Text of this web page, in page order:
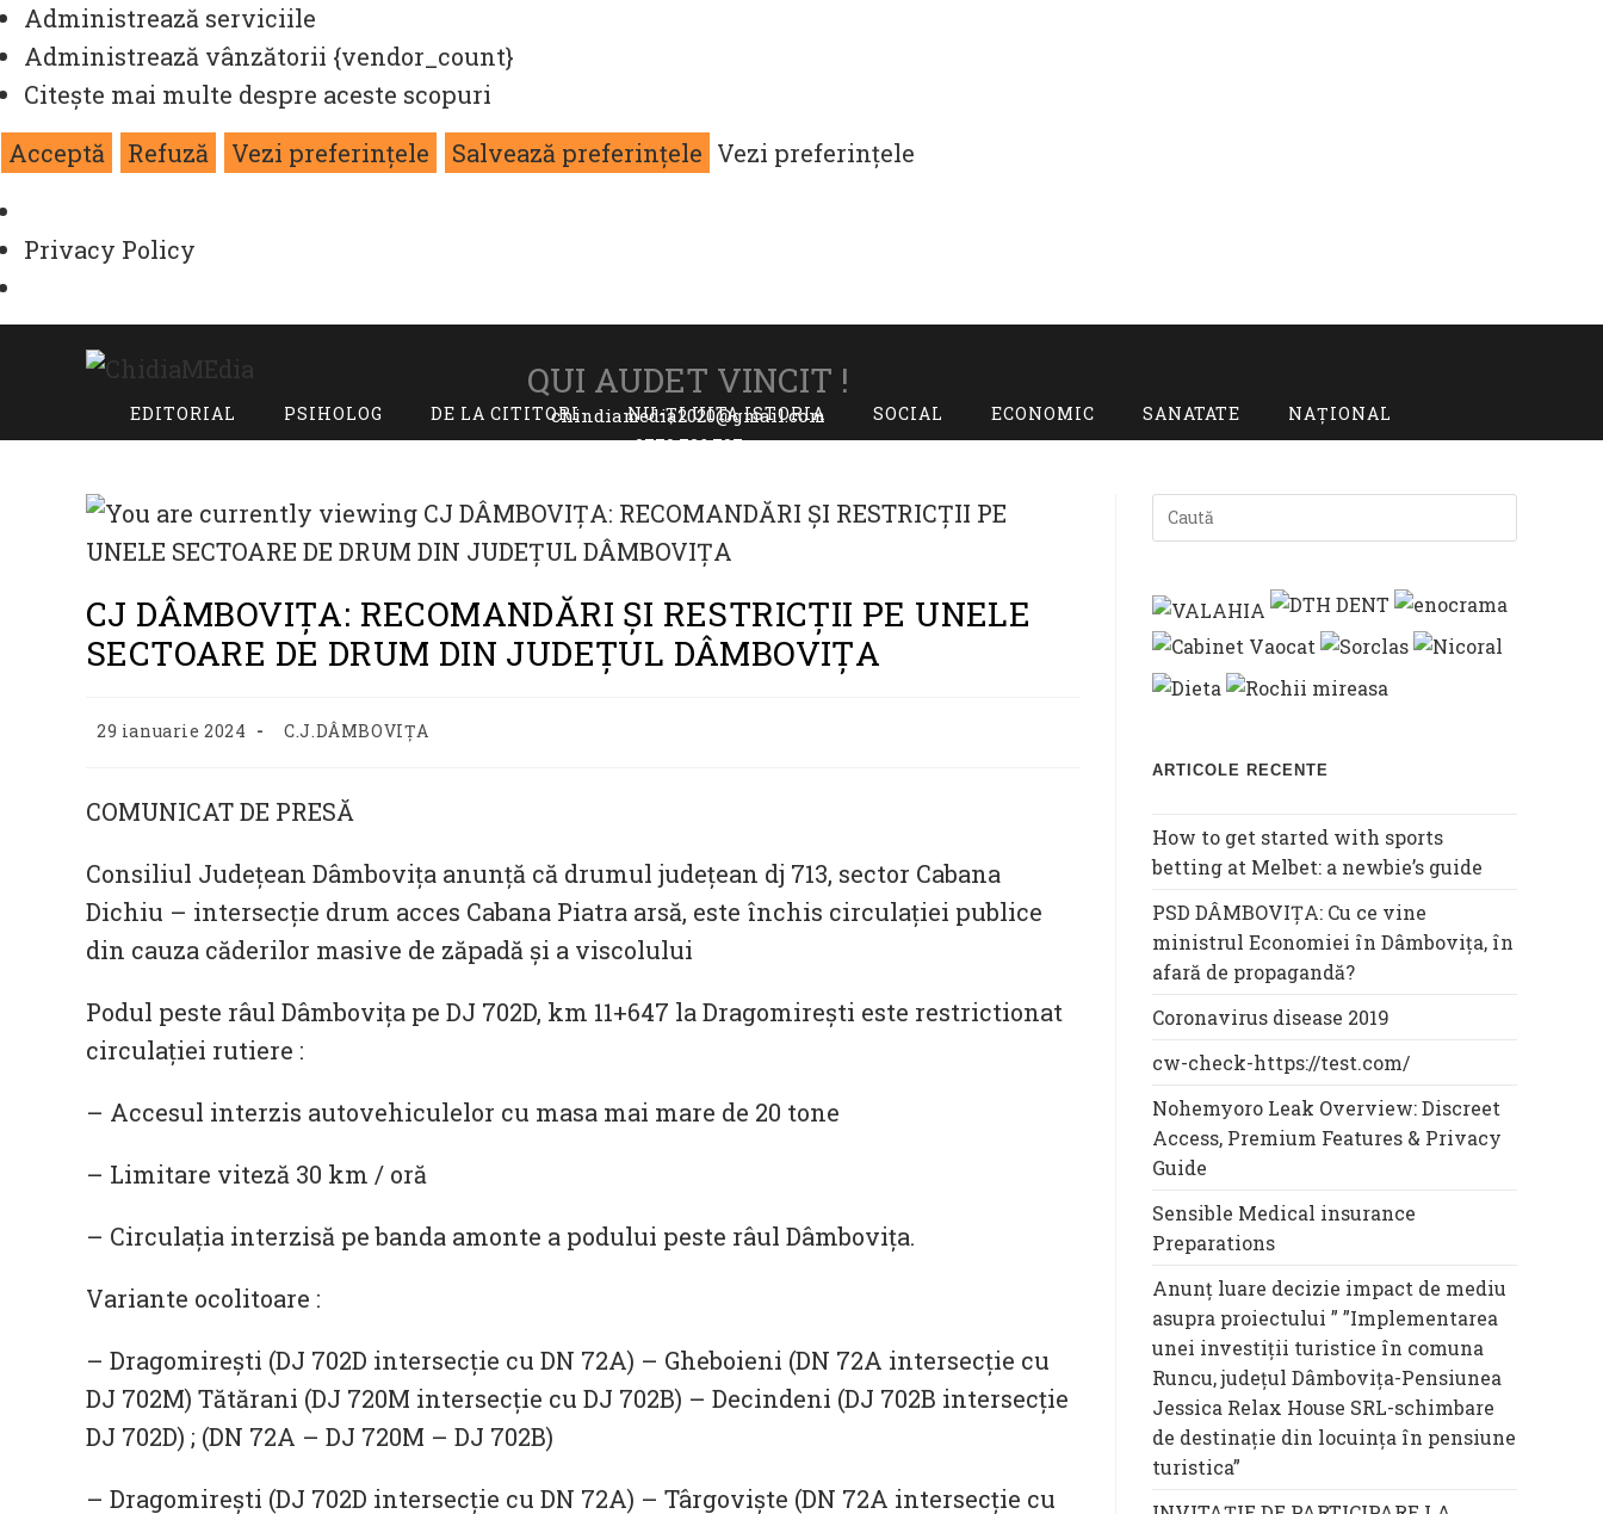
Administrează serviciile
Administrează vânzătorii {vendor_count}
Citește mai multe despre aceste scopuri
Acceptă
Refuză Vezi preferințele Salvează preferințele Vezi preferințele
Privacy Policy
QUI AUDET VINCIT !
chindiamedia2020@gmail.com
0770.726.797
EDITORIAL PSIHOLOG DE LA CITITORI NU-ȚI UITA ISTORIA SOCIAL ECONOMIC SANATATE NAȚIONAL
CJ DÂMBOVIȚA: RECOMANDĂRI ȘI RESTRICȚII PE UNELE
SECTOARE DE DRUM DIN JUDEȚUL DÂMBOVIȚA
Post
29 ianuarie 2024
Post
C.J.DÂMBOVIȚA
COMUNICAT DE PRESĂ
Consiliul Județean Dâmbovița anunță că drumul județean dj 713, sector Cabana
Dichiu – intersecție drum acces Cabana Piatra arsă, este închis circulației publice
din cauza căderilor masive de zăpadă și a viscolului
Podul peste râul Dâmbovița pe DJ 702D, km 11+647 la Dragomirești este restrictionat
circulației rutiere :
– Accesul interzis autovehiculelor cu masa mai mare de 20 tone
– Limitare viteză 30 km / oră
– Circulația interzisă pe banda amonte a podului peste râul Dâmbovița.
Variante ocolitoare :
– Dragomirești (DJ 702D intersecție cu DN 72A) – Gheboieni (DN 72A intersecție cu
DJ 702M) Tătărani (DJ 720M intersecție cu DJ 702B) – Decindeni (DJ 702B intersecție
DJ 702D) ; (DN 72A – DJ 720M – DJ 702B)
– Dragomirești (DJ 702D intersecție cu DN 72A) – Târgoviște (DN 72A intersecție cu
ARTICOLE RECENTE
How to get started with sports
betting at Melbet: a newbie’s guide
PSD DÂMBOVIȚA: Cu ce vine
ministrul Economiei în Dâmbovița, în
afară de propagandă?
Coronavirus disease 2019
cw-check-https://test.com/
Nohemyoro Leak Overview: Discreet
Access, Premium Features & Privacy
Guide
Sensible Medical insurance
Preparations
Anunț luare decizie impact de mediu
asupra proiectului ” ”Implementarea
unei investiții turistice în comuna
Runcu, județul Dâmbovița-Pensiunea
Jessica Relax House SRL-schimbare
de destinație din locuința în pensiune
turistica”